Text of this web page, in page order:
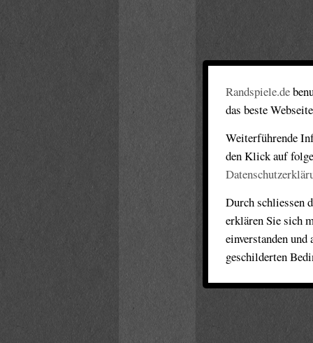
Randspiele.de
das beste
Weiterführende
den Klick auf
Durch schliessen
erklären Sie sich
einverstanden
geschilderten